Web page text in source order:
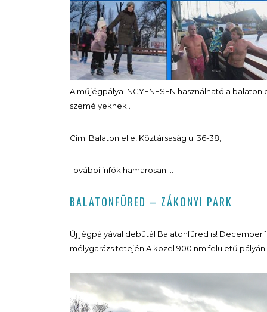
A műjégpálya INGYENESEN használható a
személyeknek .
Cím: Balatonlelle, Köztársaság u. 36-38,
További infók hamarosan….
BALATONFÜRED – ZÁKONYI PARK
Új jégpályával debütál Balatonfüred is! December
mélygarázs tetején.A közel 900 nm felületű